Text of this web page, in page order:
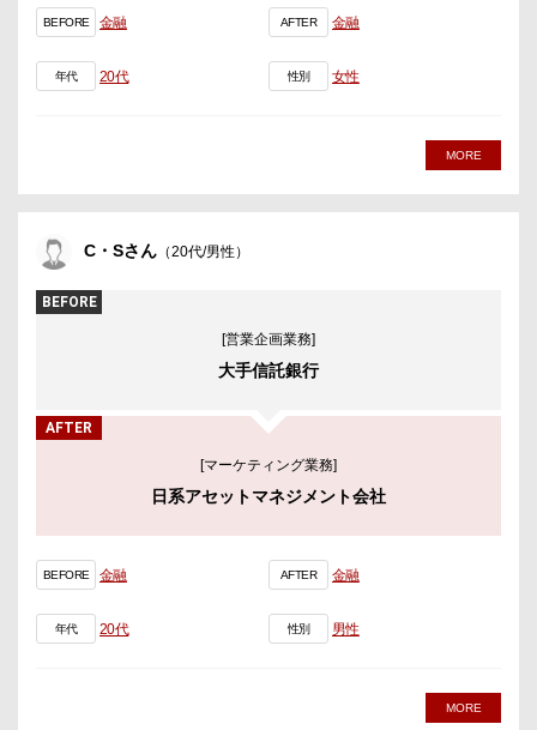
BEFORE 金融 AFTER 金融
年代 20代 性別 女性
MORE
C・Sさん （20代/男性）
BEFORE
[営業企画業務]
大手信託銀行
AFTER
[マーケティング業務]
日系アセットマネジメント会社
BEFORE 金融 AFTER 金融
年代 20代 性別 男性
MORE